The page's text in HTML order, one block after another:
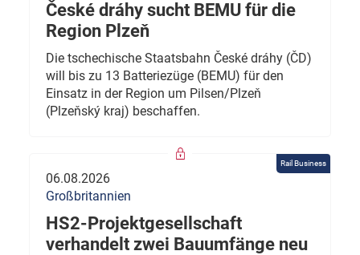
České dráhy sucht BEMU für die
Region Plzeň
Die tschechische Staatsbahn České dráhy (ČD)
will bis zu 13 Batteriezüge (BEMU) für den
Einsatz in der Region um Pilsen/Plzeň
(Plzeňský kraj) beschaffen.
Rail Business
06.08.2026
Großbritannien
HS2-Projektgesellschaft
verhandelt zwei Bauumfänge neu